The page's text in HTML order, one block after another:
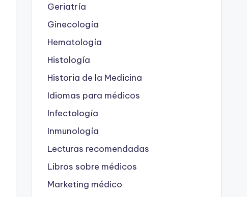
Geriatría
Ginecología
Hematología
Histología
Historia de la Medicina
Idiomas para médicos
Infectología
Inmunología
Lecturas recomendadas
Libros sobre médicos
Marketing médico